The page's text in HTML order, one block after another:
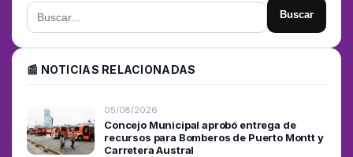
Buscar
📰 NOTICIAS RELACIONADAS
05/08/2026
Concejo Municipal aprobó entrega de
recursos para Bomberos de Puerto Montt y
Carretera Austral